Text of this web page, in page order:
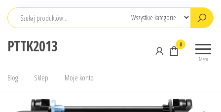
Przejdź
PTTK2013
Menu
0
Blog Sklep Moje konto